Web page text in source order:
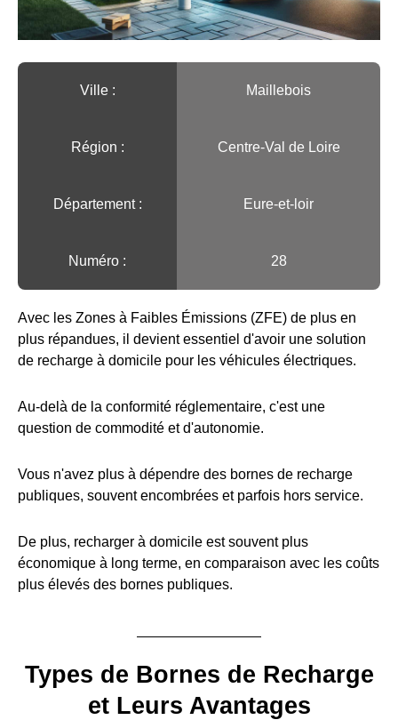
Ville :️ Maillebois
Région :️ Centre-Val de Loire
Département : Eure-et-loir
Numéro : 28
Avec les Zones à Faibles Émissions (ZFE) de plus en
plus répandues, il devient essentiel d'avoir une solution
de recharge à domicile pour les véhicules électriques.
Au-delà de la conformité réglementaire, c'est une
question de commodité et d'autonomie.
Vous n'avez plus à dépendre des bornes de recharge
publiques, souvent encombrées et parfois hors service.
De plus, recharger à domicile est souvent plus
économique à long terme, en comparaison avec les coûts
plus élevés des bornes publiques.
Types de Bornes de Recharge
et Leurs Avantages